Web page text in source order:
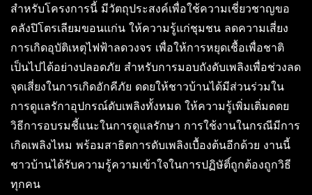
สำหรับโครงการนี้ มีวัตถุประสงค์เพื่อใช้ความเชี่ยวชาญขอ
คลังปิโตรเลียมขอนแก่น ให้ความรู้แก่ชุมชน ลดความเสี่ยง
การเกิดอุบัติเหตุไฟฟ้าลดวงจร เพื่อให้การหยุดเชื้อเพื่อชาติ
เป็นไปได้อย่างปลอดภัย สำหรับการมอบถังดับเพลิงเพื่อช่วงลด
จุดเสี่ยงในการเกิดอักคีภัย ดดยให้ชาวบ้านได้มีส่วนร่วมใน
การดูแลรักาอุปกรณ์ดับเพลิงทั้งหมด ให้ความรู้เพิ่มเติ่มดดย
วิธีการอบรมชี้แนะในการดูแลรักษา การใช้งานในกรณีมีการ
เกิดเพลิงไหม พร้อมสาธิตการดับเพลิงเบื้องต้นอีกด้วย งานนี้
ชาวบ้านได้รับความรู้ความเข้าใจในการปฏิษัติ์ถูกต้องถูกวิธี
ทุกคน